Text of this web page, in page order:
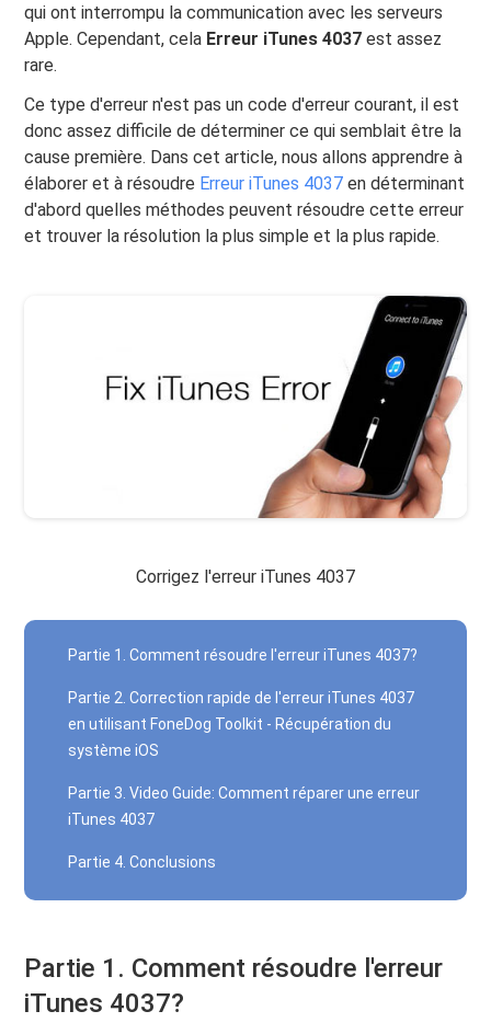
qui ont interrompu la communication avec les serveurs
Apple. Cependant, cela Erreur iTunes 4037 est assez
rare.
Ce type d'erreur n'est pas un code d'erreur courant, il est
donc assez difficile de déterminer ce qui semblait être la
cause première. Dans cet article, nous allons apprendre à
élaborer et à résoudre Erreur iTunes 4037 en déterminant
d'abord quelles méthodes peuvent résoudre cette erreur
et trouver la résolution la plus simple et la plus rapide.
Corrigez l'erreur iTunes 4037
Partie 1. Comment résoudre l'erreur iTunes 4037?
Partie 2. Correction rapide de l'erreur iTunes 4037
en utilisant FoneDog Toolkit - Récupération du
système iOS
Partie 3. Video Guide: Comment réparer une erreur
iTunes 4037
Partie 4. Conclusions
Partie 1. Comment résoudre l'erreur
iTunes 4037?